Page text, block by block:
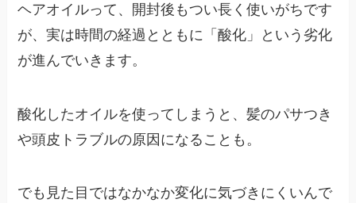
ヘアオイルって、開封後もつい長く使いがちです
が、実は時間の経過とともに「酸化」という劣化
が進んでいきます。
酸化したオイルを使ってしまうと、髪のパサつき
や頭皮トラブルの原因になることも。
でも見た目ではなかなか変化に気づきにくいんで